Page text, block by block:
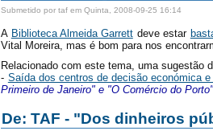
Submetido por taf em Quinta, 2008-09-25 16:14
A Biblioteca Almeida Garrett deve estar
Vital Moreira, mas é bom para nos
Relacionado com este tema, uma sugestão
- Saída dos centros de decisão económica
Primeiro de Janeiro" e "O Comércio do
De: TAF - "Dos dinheiros